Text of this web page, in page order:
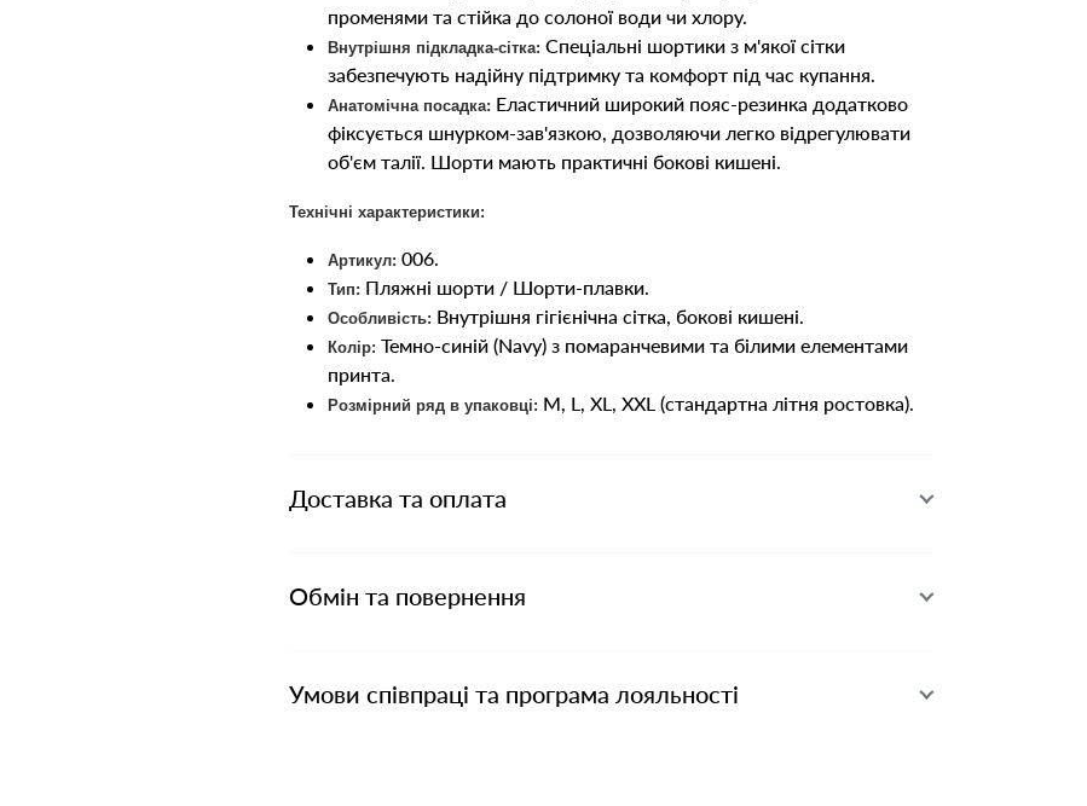
променями та стійка до солоної води чи хлору.
Внутрішня підкладка-сітка: Спеціальні шортики з м'якої сітки
забезпечують надійну підтримку та комфорт під час купання.
Анатомічна посадка: Еластичний широкий пояс-резинка додатково
фіксується шнурком-зав'язкою, дозволяючи легко відрегулювати
об'єм талії. Шорти мають практичні бокові кишені.
Технічні характеристики:
Артикул: 006.
Тип: Пляжні шорти / Шорти-плавки.
Особливість: Внутрішня гігієнічна сітка, бокові кишені.
Колір: Темно-синій (Navy) з помаранчевими та білими елементами
принта.
Розмірний ряд в упаковці: M, L, XL, XXL (стандартна літня ростовка).
Доставка та оплата
Обмін та повернення
Умови співпраці та програма лояльності